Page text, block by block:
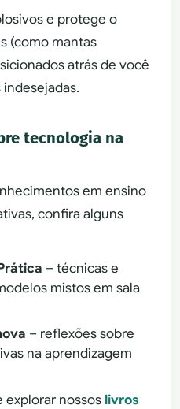
e protege o
(como mantas
atrás de você
tecnologia na
em ensino
confira alguns
– técnicas e
mistos em sala
– reflexões sobre
na aprendizagem
explorar nossos livros